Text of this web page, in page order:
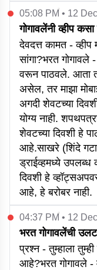
05:08 PM • 12
गोगावलेंनी व्हीप
देवदत्त कामत -
सांगा?भरत गोगावले -
वरून पाठवले. आता
असेल, तर माझा
अगदी शेवटच्या
योग्य नाही.
शेवटच्या दिवशी हे
आहे.साखरे (शिंदे
ड्राईव्हमध्ये
दिवशी हे
आहे, हे बरोबर नाही.
04:37 PM • 12
भरत गोगावलेंची
प्रश्न - तुम्हाला
आहे?भरत गोगावले -